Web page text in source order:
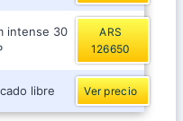
intense 30
ARS
126650
libre Ver precio